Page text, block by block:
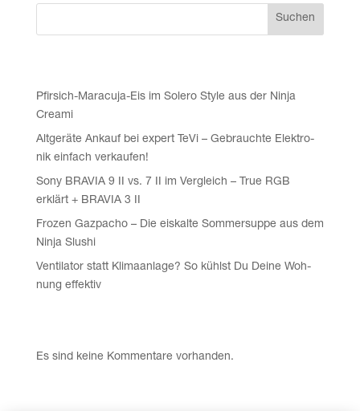
Suchen
Pfir­sich-Mara­cu­ja-Eis im Sole­ro Style aus der Nin­ja
Creami
Alt­ge­rä­te Ankauf bei expert TeVi – Gebrauch­te Elek­tro­
nik ein­fach verkaufen!
Sony BRAVIA 9 II vs. 7 II im Ver­gleich – True RGB
erklärt + BRAVIA 3 II
Fro­zen Gaz­pa­cho – Die eis­kal­te Som­mer­sup­pe aus dem
Nin­ja Slushi
Ven­ti­la­tor statt Kli­ma­an­la­ge? So kühlst Du Dei­ne Woh­
nung effektiv
Es sind keine Kommentare vorhanden.